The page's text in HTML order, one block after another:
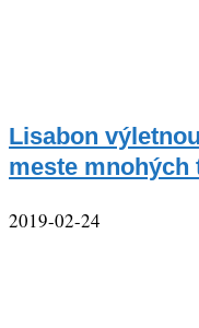
Lisabon
meste mnohých
2019-02-24